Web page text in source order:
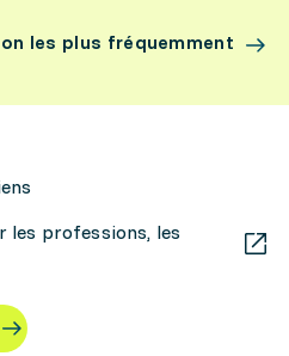
les plus fréquemment
les professions, les